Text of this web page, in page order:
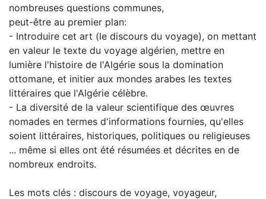
nombreuses questions communes,
peut-être au premier plan:
- Introduire cet art (le discours du voyage), on mettant
en valeur le texte du voyage algérien, mettre en
lumière l'histoire de l'Algérie sous la domination
ottomane, et initier aux mondes arabes les textes
littéraires que l'Algérie célèbre.
- La diversité de la valeur scientifique des œuvres
nomades en termes d'informations fournies, qu'elles
soient littéraires, historiques, politiques ou religieuses
... même si elles ont été résumées et décrites en de
nombreux endroits.
Les mots clés : discours de voyage, voyageur,